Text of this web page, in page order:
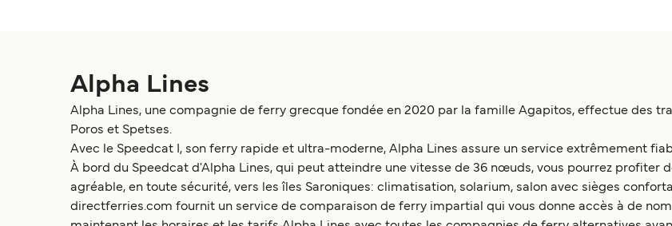
Alpha Lines
Alpha Lines, une compagnie de ferry grecque fondée en 2020 par la famille Agapitos, effectue des
Poros et Spetses.
Avec le Speedcat I, son ferry rapide et ultra-moderne, Alpha Lines assure un service extrêmement
À bord du Speedcat d'Alpha Lines, qui peut atteindre une vitesse de 36 nœuds, vous pourrez profiter
agréable, en toute sécurité, vers les îles Saroniques: climatisation, solarium, salon avec sièges
directferries.com fournit un service de comparaison de ferry impartial qui vous donne accès à de